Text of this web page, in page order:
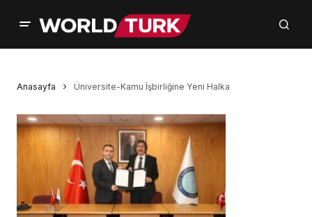
Anasayfa Üniversite-Kamu İşbirliğine Yeni Halka